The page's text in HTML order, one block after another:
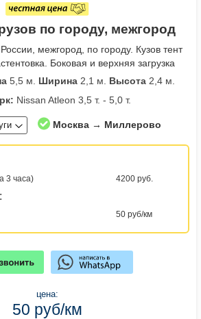
по городу, межгород
межгород, по городу. Кузов тент
Боковая и верхняя загрузка
5,5 м. Ширина 2,1 м. Высота 2,4 м.
Nissan Atleon 3,5 т. - 5,0 т.
Москва → Миллерово
3 часа) 4200 руб.
50 руб/км
цена:
50 руб/км